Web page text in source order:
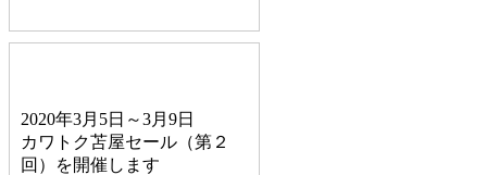
2020年3月5日～3月9日
カワトク苫屋セール（第２
回）を開催します